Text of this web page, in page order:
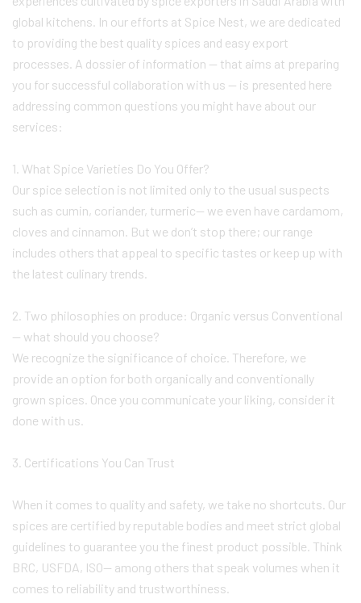
global kitchens. In our efforts at Spice Nest, we are dedicated
to providing the best quality spices and easy export
processes. A dossier of information — that aims at preparing
you for successful collaboration with us — is presented here
addressing common questions you might have about our
services:
1. What Spice Varieties Do You Offer?
Our spice selection is not limited only to the usual suspects
such as cumin, coriander, turmeric— we even have cardamom,
cloves and cinnamon. But we don’t stop there; our range
includes others that appeal to specific tastes or keep up with
the latest culinary trends.
2. Two philosophies on produce: Organic versus Conventional
— what should you choose?
We recognize the significance of choice. Therefore, we
provide an option for both organically and conventionally
grown spices. Once you communicate your liking, consider it
done with us.
3. Certifications You Can Trust
When it comes to quality and safety, we take no shortcuts. Our
spices are certified by reputable bodies and meet strict global
guidelines to guarantee you the finest product possible. Think
BRC, USFDA, ISO— among others that speak volumes when it
comes to reliability and trustworthiness.